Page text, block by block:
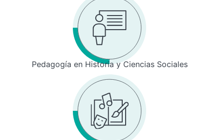
Pedagogía en Historia y Ciencias Sociales